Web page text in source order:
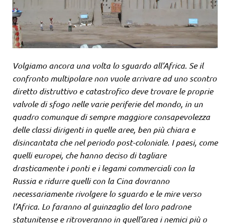
Volgiamo ancora una volta lo sguardo all’Africa. Se il
confronto multipolare non vuole arrivare ad uno scontro
diretto distruttivo e catastrofico deve trovare le proprie
valvole di sfogo nelle varie periferie del mondo, in un
quadro comunque di sempre maggiore consapevolezza
delle classi dirigenti in quelle aree, ben più chiara e
disincantata che nel periodo post-coloniale. I paesi, come
quelli europei, che hanno deciso di tagliare
drasticamente i ponti e i legami commerciali con la
Russia e ridurre quelli con la Cina dovranno
necessariamente rivolgere lo sguardo e le mire verso
l’Africa. Lo faranno al guinzaglio del loro padrone
statunitense e ritroveranno in quell’area i nemici più o